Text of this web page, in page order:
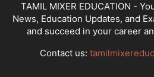
TAMIL MIXER EDUCATION -
News, Education Updates, and
and succeed in your career
Contact us: